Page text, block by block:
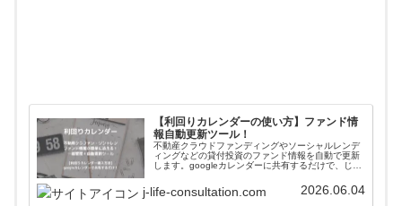
【利回りカレンダーの使い方】ファンド情
報自動更新ツール！
不動産クラウドファンディングやソーシャルレンデ
ィングなどの貸付投資のファンド情報を自動で更新
します。googleカレンダーに共有するだけで、じぇ
自動更新されます。使い方や導入方法を解説してい
ます。
j-life-consultation.com 2026.06.04